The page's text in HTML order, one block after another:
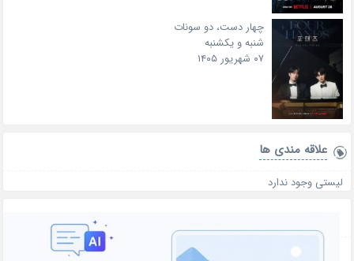
چهار دست، دو سونات
شنبه و یکشنبه
۰۷ شهریور ۱۴۰۵
علاقه‌ مندی ها
لیستی وجود ندارد